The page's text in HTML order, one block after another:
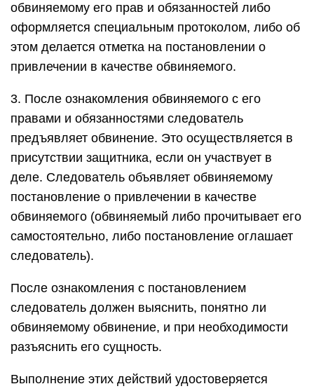
обвиняемому его прав и обязанностей либо
оформляется специальным протоколом, либо об
этом делается отметка на постановлении о
привлечении в качестве обвиняемого.
3. После ознакомления обвиняемого с его
правами и обязанностями следователь
предъявляет обвинение. Это осуществляется в
присутствии защитника, если он участвует в
деле. Следователь объявляет обвиняемому
постановление о привлечении в качестве
обвиняемого (обвиняемый либо прочитывает его
самостоятельно, либо постановление оглашает
следователь).
После ознакомления с постановлением
следователь должен выяснить, понятно ли
обвиняемому обвинение, и при необходимости
разъяснить его сущность.
Выполнение этих действий удостоверяется